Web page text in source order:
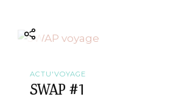
ACTU'VOYAGE
SWAP #1